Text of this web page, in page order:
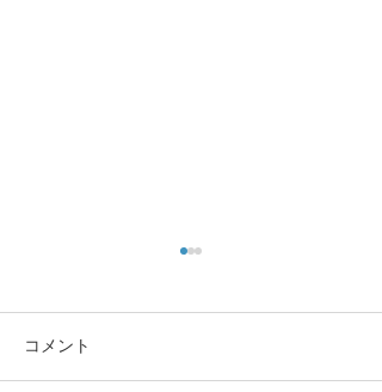
表面麻酔（ひょうめんます
い）略称 OA 意味 歯肉・
コメント